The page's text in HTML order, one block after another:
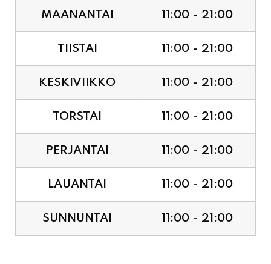
KESKIVIIKKO 11:00 - 21:00
TORSTAI 11:00 - 21:00
PERJANTAI 11:00 - 21:00
LAUANTAI 11:00 - 21:00
SUNNUNTAI 11:00 - 21:00